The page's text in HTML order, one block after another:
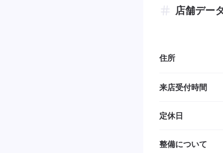
店舗デー
住所
来店受付時間
定休日
整備について